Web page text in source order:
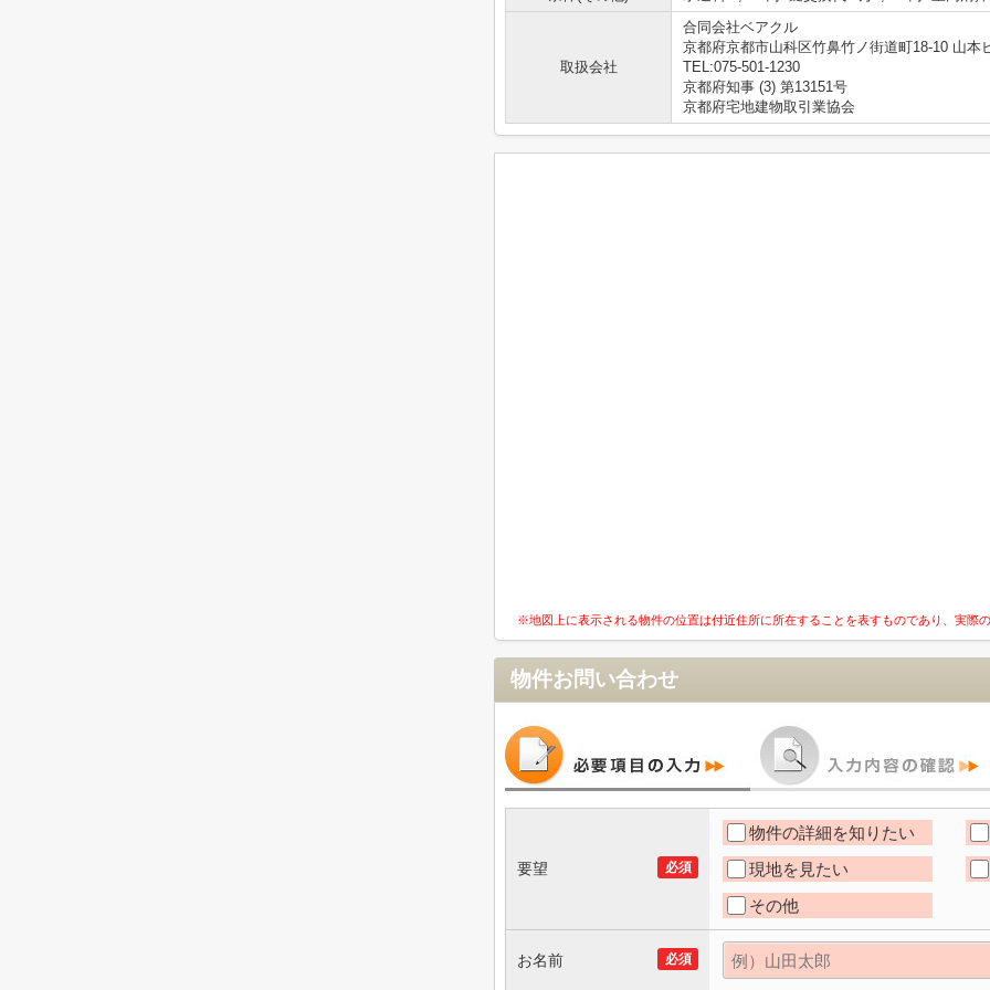
取扱会社
合同会社ベアクル
京都府京都市山科区竹鼻竹ノ街道町18-10 山本
TEL:075-501-1230
京都府知事 (3) 第13151号
京都府宅地建物取引業協会
※地図上に表示される物件の位置は付近住所に所在することを表すものであり、実際
物件お問い合わせ
必須
要望
物件の詳細を知りたい
現地を見たい
その他
必須
お名前